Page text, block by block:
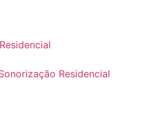
Residencial